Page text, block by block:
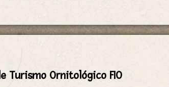
Turismo Ornitológico FIO